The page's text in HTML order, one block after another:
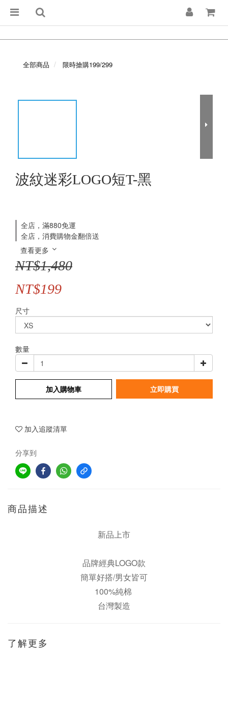
全部商品 限時搶購199/299
波紋迷彩LOGO短T-黑
全店，滿880免運
全店，消費購物金翻倍送
查看更多
NT$1,480
NT$199
尺寸
數量
加入購物車 立即購買
加入追蹤清單
分享到
商品描述
新品上市
品牌經典LOGO款
簡單好搭/男女皆可
100%純棉
台灣製造
了解更多